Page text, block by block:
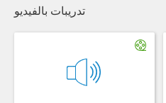
تدريبات بالفيديو